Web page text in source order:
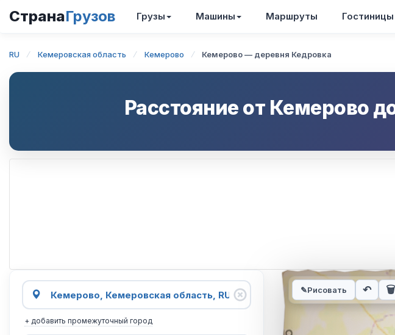
СтранаГрузов Грузы Машины Маршруты Гостиницы
RU Кемеровская область Кемерово Кемерово — деревня Кедровка
Расстояние от Кемерово
+ добавить промежуточный город
Интерактивная карта
✎Рисовать ↶ 🗑